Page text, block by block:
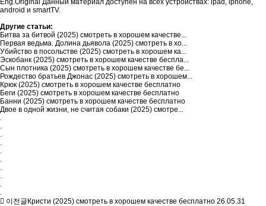
Eng.Original Данный материал доступен на всех устройствах: ipad, iphone,
android и smartTV.
Другие статьи:
Битва за битвой (2025) смотреть в хорошем качестве...
Первая ведьма. Долина дьявола (2025) смотреть в хо...
Убийство в посольстве (2025) смотреть в хорошем ка...
Эскобанк (2025) смотреть в хорошем качестве беспла...
Сын плотника (2025) смотреть в хорошем качестве бе...
Рождество братьев Джонас (2025) смотреть в хорошем...
Крюк (2025) смотреть в хорошем качестве бесплатно
Беги (2025) смотреть в хорошем качестве бесплатно
Банни (2025) смотреть в хорошем качестве бесплатно
Двое в одной жизни, не считая собаки (2025) смотре...
.
.
.
.
.
.
.
.
.
.
이전글 Кристи (2025) смотреть в хорошем качестве бесплатно 26.05.31